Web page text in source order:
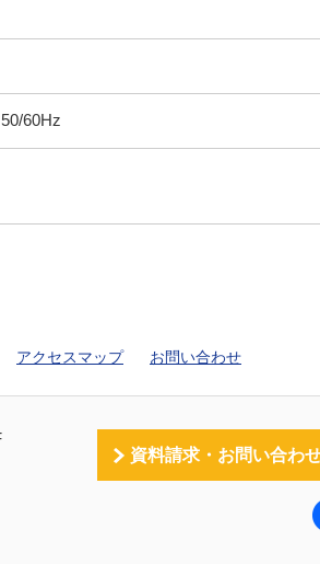
60Hz
アクセスマップ お問い合わせ
資料請求・お問い合わ